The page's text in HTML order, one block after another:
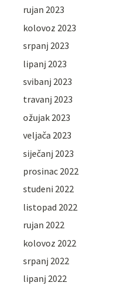
rujan 2023
kolovoz 2023
srpanj 2023
lipanj 2023
svibanj 2023
travanj 2023
ožujak 2023
veljača 2023
siječanj 2023
prosinac 2022
studeni 2022
listopad 2022
rujan 2022
kolovoz 2022
srpanj 2022
lipanj 2022